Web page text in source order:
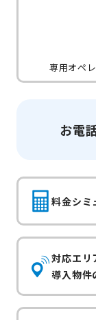
専用オペ
お電
料金シミ
対応エリ
導入物件